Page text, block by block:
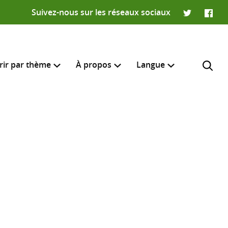
Suivez-nous sur les réseaux sociaux
Twitter
par thème À propos Langue
recherche